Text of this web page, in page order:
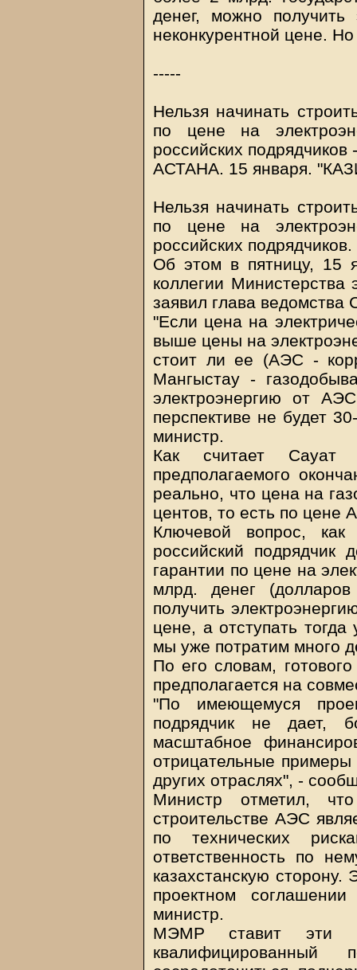
денег, можно получить
неконкурентной цене.
-----
Нельзя начинать
по цене на
российских
АСТАНА. 15 января. "
Нельзя начинать
по цене на
российских подрядчиков.
Об этом в пятницу, 15
коллегии Министерства
заявил глава
"Если цена на
выше цены на
стоит ли ее (АЭС -
Мангыстау -
электроэнергию от
перспективе не будет
министр.
Как считает
предполагаемого
реально, что цена на
центов, то есть по цене
Ключевой вопрос,
российский подрядчик
гарантии по цене на
млрд. денег
получить
цене, а отступать
мы уже потратим много
По его словам,
предполагается на
"По имеющемуся
подрядчик не дает,
масштабное
отрицательные примеры
других отраслях", -
Министр отметил,
строительстве АЭС
по технических
ответственность по
казахстанскую сторону.
проектном
министр.
МЭМР ставит эти